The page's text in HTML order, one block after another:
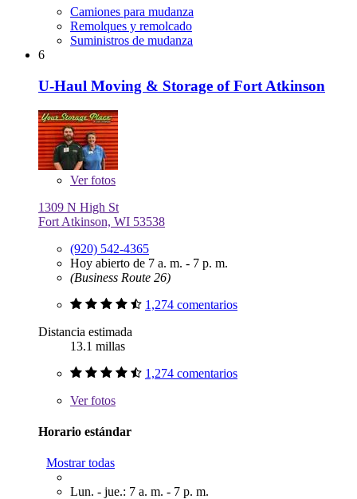
Camiones para mudanza
Remolques y remolcado
Suministros de mudanza
6
U-Haul Moving & Storage of Fort Atkinson
Verfotos
1309 N High St
Fort Atkinson, WI 53538
(920) 542-4365
Hoy abierto de 7 a. m. - 7 p. m.
(Business Route 26)
1,274 comentarios
Distancia estimada
13.1 millas
1,274 comentarios
Verfotos
Horario estándar
Mostrar todas
Lun. - jue.: 7 a. m. - 7 p. m.